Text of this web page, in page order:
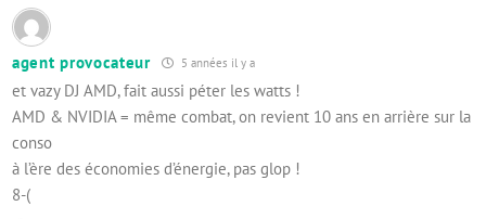
agent provocateur 5 années il y a
et vazy DJ AMD, fait aussi péter les watts !
AMD & NVIDIA = même combat, on revient 10 ans en arrière sur la
conso
à l’ère des économies d’énergie, pas glop !
8-(